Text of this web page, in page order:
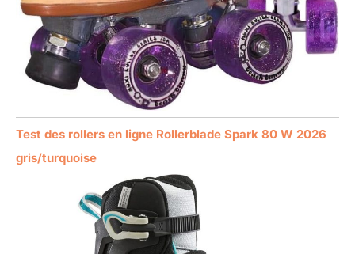
Test des rollers en ligne Rollerblade Spark 80 W 2026
gris/turquoise